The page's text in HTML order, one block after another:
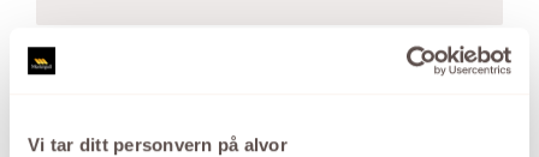
Vi tar ditt personvern på alvor